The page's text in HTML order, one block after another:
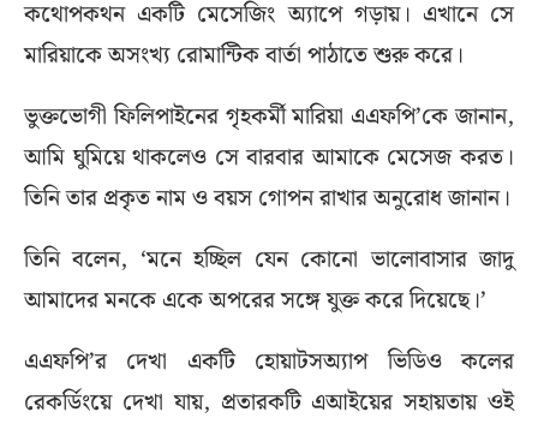
কথোপকথন একটি মেসেজিং অ্যাপে গড়ায়। এখানে সে
মারিয়াকে অসংখ্য রোমান্টিক বার্তা পাঠাতে শুরু করে।
ভুক্তভোগী ফিলিপাইনের গৃহকর্মী মারিয়া এএফপি’কে জানান,
আমি ঘুমিয়ে থাকলেও সে বারবার আমাকে মেসেজ করত।
তিনি তার প্রকৃত নাম ও বয়স গোপন রাখার অনুরোধ জানান।
তিনি বলেন, ‘মনে হচ্ছিল যেন কোনো ভালোবাসার জাদু
আমাদের মনকে একে অপরের সঙ্গে যুক্ত করে দিয়েছে।’
এএফপি’র দেখা একটি হোয়াটসঅ্যাপ ভিডিও কলের
রেকর্ডিংয়ে দেখা যায়, প্রতারকটি এআইয়ের সহায়তায় ওই